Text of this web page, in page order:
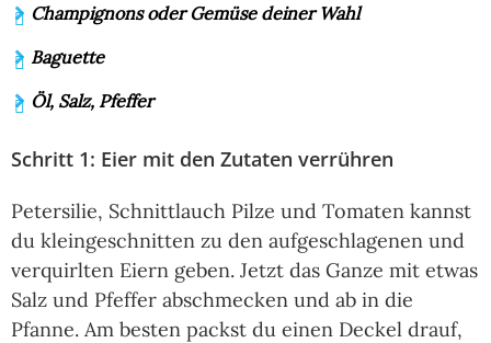
Champignons oder Gemüse deiner Wahl
Baguette
Öl, Salz, Pfeffer
Schritt 1: Eier mit den Zutaten verrühren
Petersilie, Schnittlauch Pilze und Tomaten kannst
du kleingeschnitten zu den aufgeschlagenen und
verquirlten Eiern geben. Jetzt das Ganze mit etwas
Salz und Pfeffer abschmecken und ab in die
Pfanne. Am besten packst du einen Deckel drauf,